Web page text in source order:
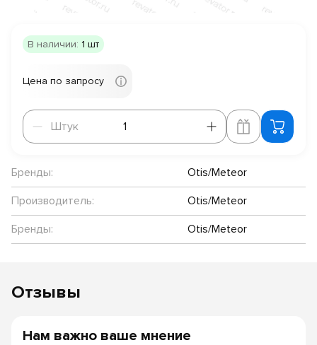
В наличии: 1 шт
Цена по запросу
Штук
Штук
Бренды:
Otis/Meteor
Производитель:
Otis/Meteor
Бренды:
Otis/Meteor
Отзывы
Нам важно ваше мнение